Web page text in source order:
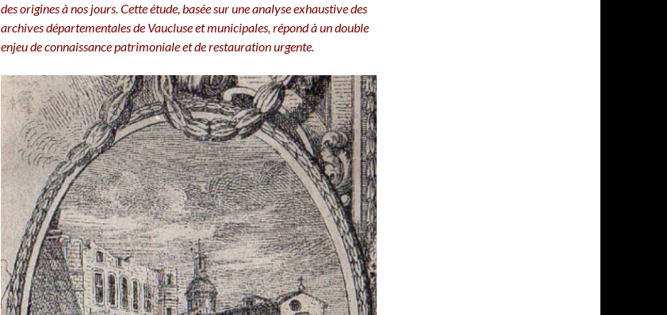
des origines à nos jours. Cette étude, basée sur une analyse exhaustive des
archives départementales de Vaucluse et municipales, répond à un double
enjeu de connaissance patrimoniale et de restauration urgente.